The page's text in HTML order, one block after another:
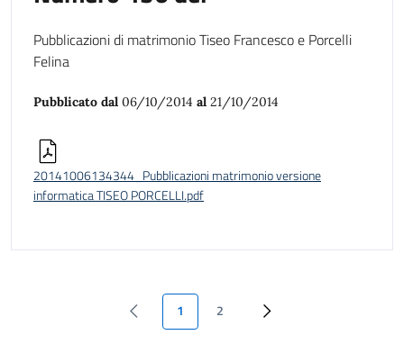
Pubblicazioni di matrimonio Tiseo Francesco e Porcelli
Felina
Pubblicato dal 06/10/2014 al 21/10/2014
20141006134344_Pubblicazioni matrimonio versione
informatica TISEO PORCELLI.pdf
1 2